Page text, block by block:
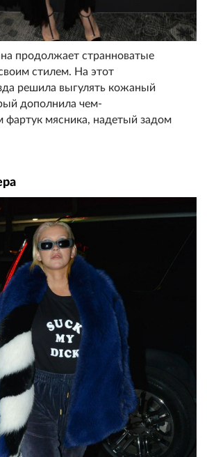
продолжает странноватые
стилем. На этот
решила выгулять кожаный
дополнила чем-
мясника, надетый задом